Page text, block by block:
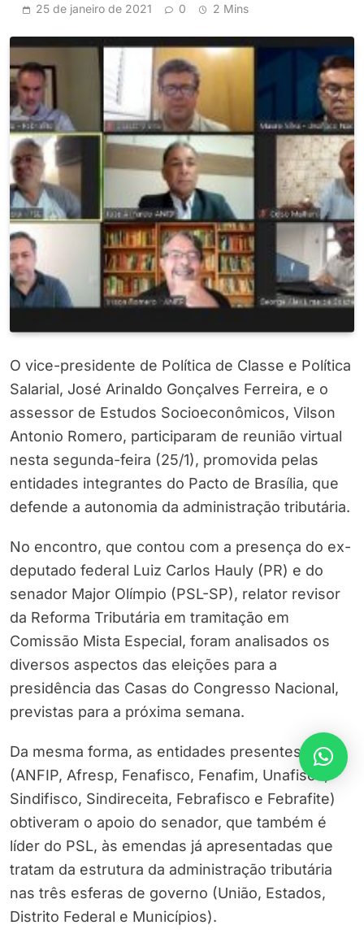
25 de janeiro de 2021 0 2 Mins
O vice-presidente de Política de Classe e Política
Salarial, José Arinaldo Gonçalves Ferreira, e o
assessor de Estudos Socioeconômicos, Vilson
Antonio Romero, participaram de reunião virtual
nesta segunda-feira (25/1), promovida pelas
entidades integrantes do Pacto de Brasília, que
defende a autonomia da administração tributária.
No encontro, que contou com a presença do ex-
deputado federal Luiz Carlos Hauly (PR) e do
senador Major Olímpio (PSL-SP), relator revisor
da Reforma Tributária em tramitação em
Comissão Mista Especial, foram analisados os
diversos aspectos das eleições para a
presidência das Casas do Congresso Nacional,
previstas para a próxima semana.
Da mesma forma, as entidades presentes
(ANFIP, Afresp, Fenafisco, Fenafim, Unafisco,
Sindifisco, Sindireceita, Febrafisco e Febrafite)
obtiveram o apoio do senador, que também é
líder do PSL, às emendas já apresentadas que
tratam da estrutura da administração tributária
nas três esferas de governo (União, Estados,
Distrito Federal e Municípios).